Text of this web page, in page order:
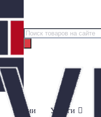
Поиск
товаров
Акции Услуги